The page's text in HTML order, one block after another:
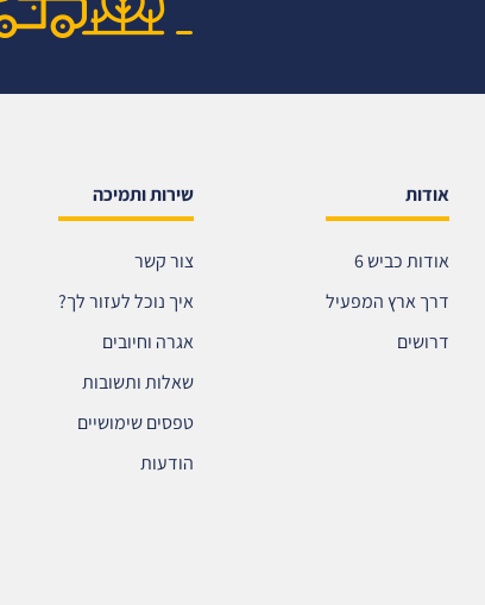
אודות
אודות כביש 6
דרך ארץ המפעיל
דרושים
שירות ותמיכה
צור קשר
איך נוכל לעזור לך?
אגרה וחיובים
שאלות ותשובות
טפסים שימושיים
הודעות